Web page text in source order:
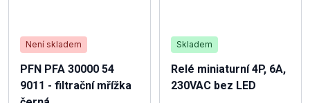
Není skladem
PFN PFA 30000 54
9011 - filtrační mřížka
Skladem
Relé miniaturní 4P, 6A,
230VAC bez LED